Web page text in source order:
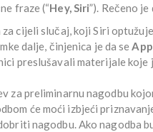
fraze (“Hey, Siri”). Rečeno
cijeli slučaj, koji Siri
dalje, činjenica je da se
preslušavali materijale koje
za preliminarnu nagodbu
će moći izbjeći
nagodbu. Ako nagodba